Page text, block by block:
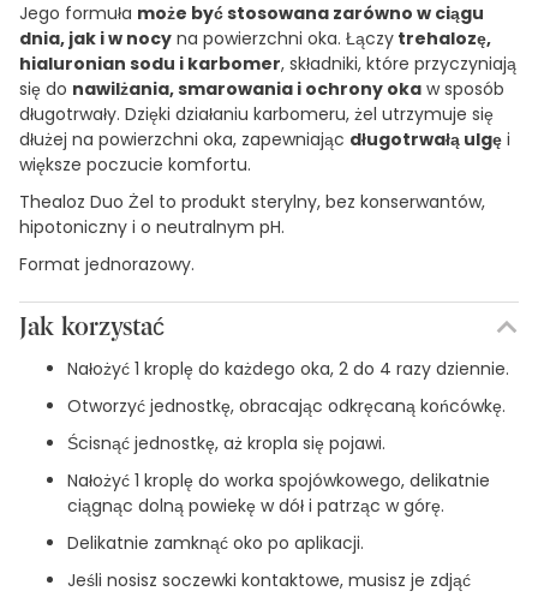
Jego formuła może być stosowana zarówno w ciągu
dnia, jak i w nocy na powierzchni oka. Łączy trehalozę,
hialuronian sodu i karbomer, składniki, które przyczyniają
się do nawilżania, smarowania i ochrony oka w sposób
długotrwały. Dzięki działaniu karbomeru, żel utrzymuje się
dłużej na powierzchni oka, zapewniając długotrwałą ulgę i
większe poczucie komfortu.
Thealoz Duo Żel to produkt sterylny, bez konserwantów,
hipotoniczny i o neutralnym pH.
Format jednorazowy.
Jak korzystać
Nałożyć 1 kroplę do każdego oka, 2 do 4 razy dziennie.
Otworzyć jednostkę, obracając odkręcaną końcówkę.
Ścisnąć jednostkę, aż kropla się pojawi.
Nałożyć 1 kroplę do worka spojówkowego, delikatnie
ciągnąc dolną powiekę w dół i patrząc w górę.
Delikatnie zamknąć oko po aplikacji.
Jeśli nosisz soczewki kontaktowe, musisz je zdjąć